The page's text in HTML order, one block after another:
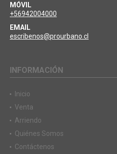
MÓVIL
+56942004000
EMAIL
escribenos@prourbano.cl
INFORMACIÓN
Inicio
Venta
Arriendo
Quiénes Somos
Contáctenos